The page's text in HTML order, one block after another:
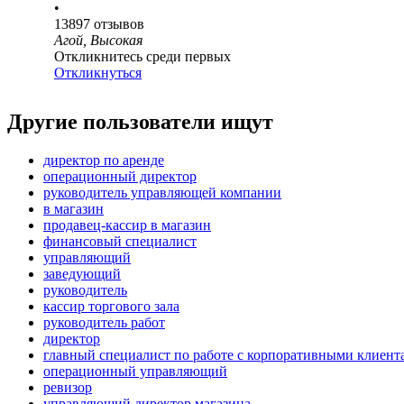
•
13897 отзывов
Агой, Высокая
Откликнитесь среди первых
Откликнуться
Другие пользователи ищут
директор по аренде
операционный директор
руководитель управляющей компании
в магазин
продавец-кассир в магазин
финансовый специалист
управляющий
заведующий
руководитель
кассир торгового зала
руководитель работ
директор
главный специалист по работе с корпоративными
операционный управляющий
ревизор